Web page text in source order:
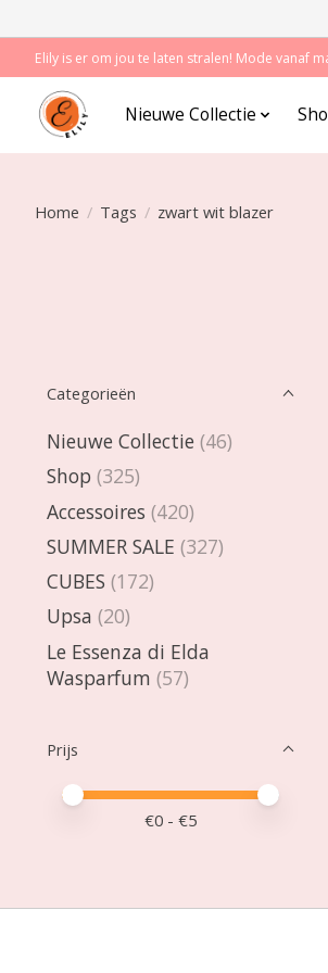
Elily is er om jou te laten stralen! Mode vanaf
Nieuwe Collectie
Home / Tags / zwart wit blazer
Categorieën
Nieuwe Collectie (46)
Shop (325)
Accessoires (420)
SUMMER SALE (327)
CUBES (172)
Upsa (20)
Le Essenza di Elda
Wasparfum (57)
Prijs
Minimale prijswaarde
Price maximum value
€0 - €5